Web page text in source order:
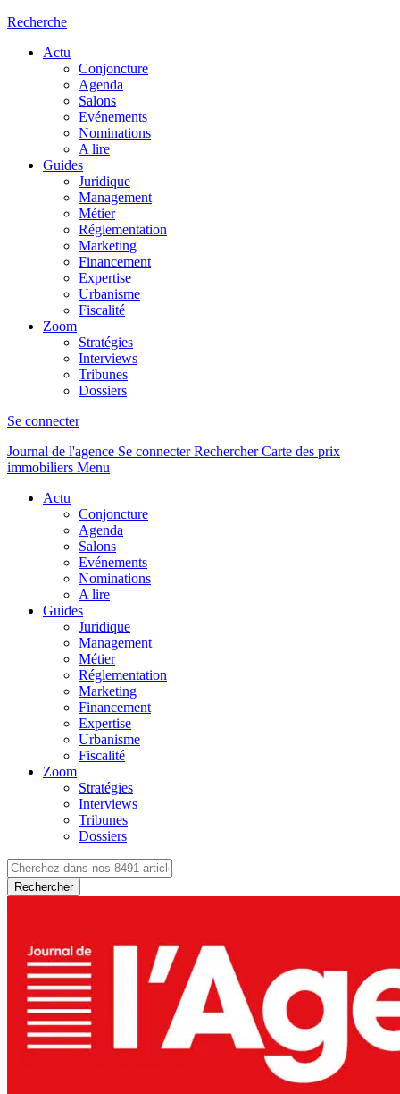
Recherche
Actu
Conjoncture
Agenda
Salons
Evénements
Nominations
A lire
Guides
Juridique
Management
Métier
Réglementation
Marketing
Financement
Expertise
Urbanisme
Fiscalité
Zoom
Stratégies
Interviews
Tribunes
Dossiers
Se connecter
Journal de l'agence Se connecterRechercher Carte des prix
immobiliers Menu
Actu
Conjoncture
Agenda
Salons
Evénements
Nominations
A lire
Guides
Juridique
Management
Métier
Réglementation
Marketing
Financement
Expertise
Urbanisme
Fiscalité
Zoom
Stratégies
Interviews
Tribunes
Dossiers
Rechercher